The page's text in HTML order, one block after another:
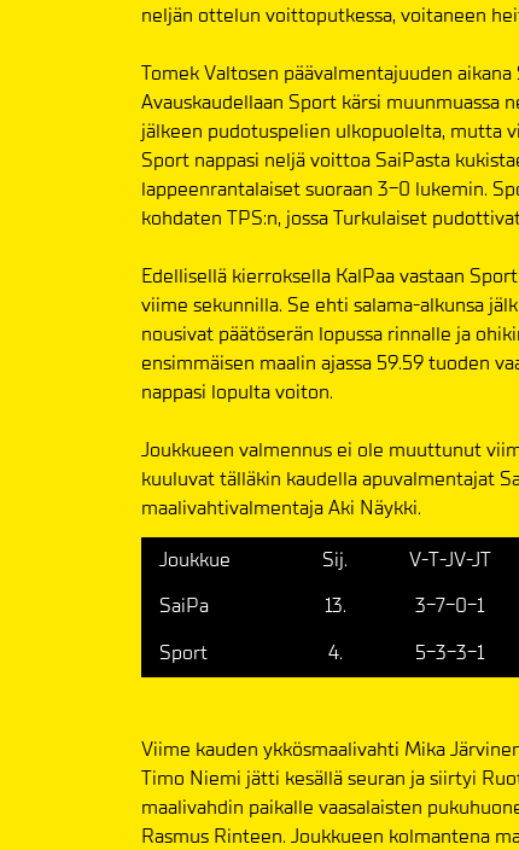
neljän ottelun voittoputkessa, voitaneen
Tomek Valtosen päävalmentajuuden
Avauskaudellaan Sport kärsi muunmuassa
jälkeen pudotuspelien ulkopuolelta, mutta
Sport nappasi neljä voittoa SaiPasta
lappeenrantalaiset suoraan 3-0 lukemin.
kohdaten TPS:n, jossa Turkulaiset
Edellisellä kierroksella KalPaa vastaan
viime sekunnilla. Se ehti salama-alkunsa
nousivat päätöserän lopussa rinnalle ja
ensimmäisen maalin ajassa 59.59 tuoden
nappasi lopulta voiton.
Joukkueen valmennus ei ole muuttunut
kuuluvat tälläkin kaudella apuvalmentajat
maalivahtivalmentaja Aki Näykki.
Joukkue Sij. V-T-JV-JT
SaiPa
13. 3-7-0-1
Sport
4. 5-3-3-1
Viime kauden ykkösmaalivahti Mika
Timo Niemi jätti kesällä seuran ja siirtyi
maalivahdin paikalle vaasalaisten
Rasmus Rinteen. Joukkueen kolmantena